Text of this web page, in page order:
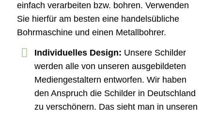
einfach verarbeiten bzw. bohren. Verwenden
Sie hierfür am besten eine handelsübliche
Bohrmaschine und einen Metallbohrer.
Individuelles Design: Unsere Schilder
werden alle von unseren ausgebildeten
Mediengestaltern entworfen. Wir haben
den Anspruch die Schilder in Deutschland
zu verschönern. Das sieht man in unseren